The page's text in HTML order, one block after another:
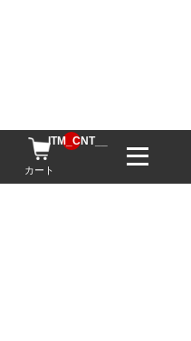
カート
__ITM_CNT__